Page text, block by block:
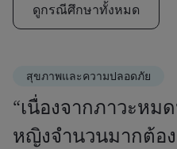
ดูกรณีศึกษาทั้งหมด
สุขภาพและความปลอดภัย
“เนื่องจากภาวะหม
หญิงจำนวนมากต้อ